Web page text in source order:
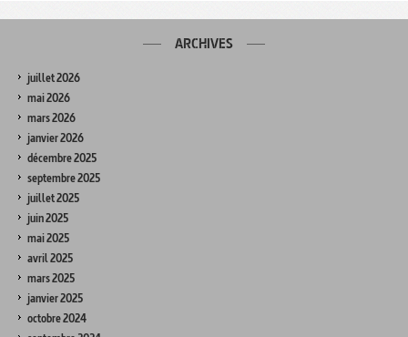
ARCHIVES
juillet 2026
mai 2026
mars 2026
janvier 2026
décembre 2025
septembre 2025
juillet 2025
juin 2025
mai 2025
avril 2025
mars 2025
janvier 2025
octobre 2024